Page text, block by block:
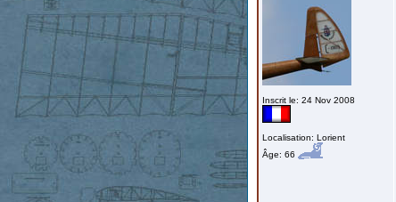
Inscrit le: 24 Nov 2008
Localisation: Lorient
Âge: 66